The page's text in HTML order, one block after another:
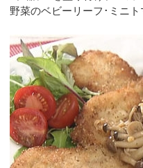
野菜のベビーリーフ･ミニ